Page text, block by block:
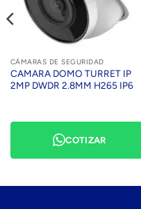
CÁMARAS DE SEGURIDAD
CAMARA DOMO TURRET IP
2MP DWDR 2.8MM H265 IP6
COTIZAR